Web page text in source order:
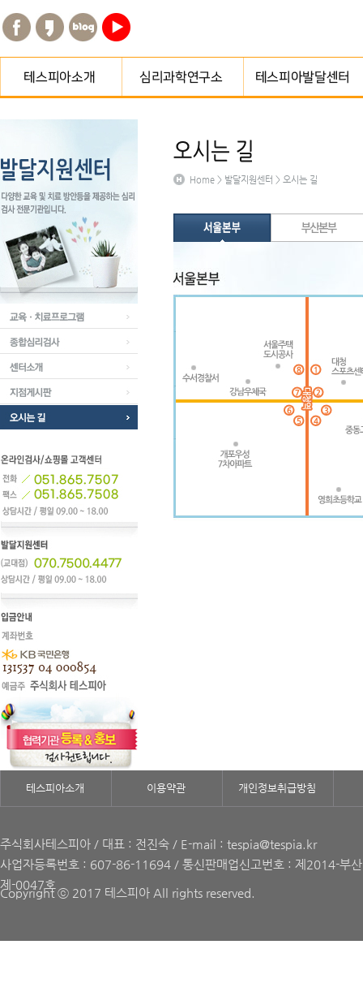
테스피아소개 심리과학연구소 소개
함께하는 분들
종합심리검사/심리평가
프로그램
센터소개
지점게시판
교육·치료프로그램
종합심리검사
센터소개
지점게시판
Home > 발달지원센터 > 오시는 길
테스피아소개 이용약관 개인정보취급방침
주식회사테스피아 / 대표 : 전진숙 / E-mail : tespia@tespia.kr
사업자등록번호 : 607-86-11694 / 통신판매업신고번호 : 제2014-부
제-0047호
Copyright ⓒ 2017 테스피아 All rights reserved.